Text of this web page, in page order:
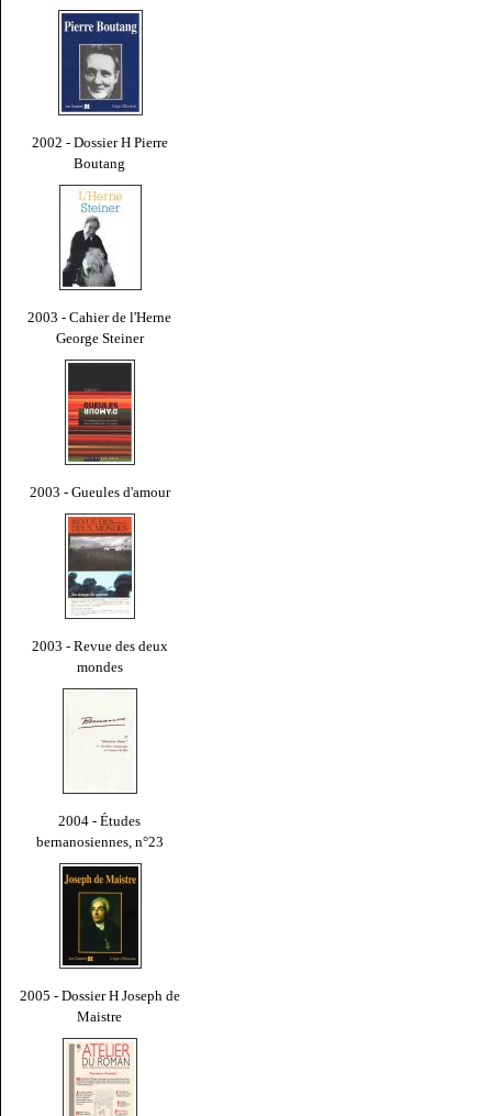
2002 - Dossier H Pierre
Boutang
2003 - Cahier de l'Herne
George Steiner
2003 - Gueules d'amour
2003 - Revue des deux
mondes
2004 - Études
bernanosiennes, n°23
2005 - Dossier H Joseph de
Maistre